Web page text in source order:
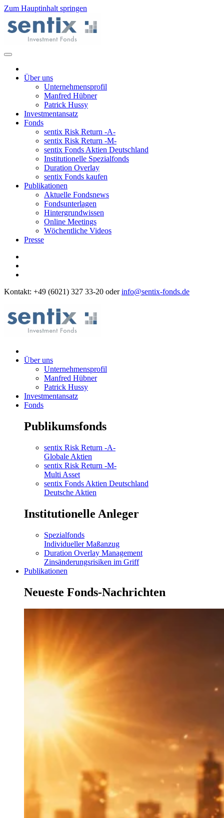
Zum Hauptinhalt springen
Über uns
Unternehmensprofil
Manfred Hübner
Patrick Hussy
Investmentansatz
Fonds
sentix Risk Return -A-
sentix Risk Return -M-
sentix Fonds Aktien Deutschland
Institutionelle Spezialfonds
Duration Overlay
sentix Fonds kaufen
Publikationen
Aktuelle Fondsnews
Fondsunterlagen
Hintergrundwissen
Online Meetings
Wöchentliche Videos
Presse
Kontakt: +49 (6021) 327 33-20 oderinfo@sentix-fonds.de
Über uns
Unternehmensprofil
Manfred Hübner
Patrick Hussy
Investmentansatz
Fonds
Publikumsfonds
sentix Risk Return -A-
Globale Aktien
sentix Risk Return -M-
Multi Asset
sentix Fonds Aktien Deutschland
Deutsche Aktien
Institutionelle Anleger
Spezialfonds
Individueller Maßanzug
Duration Overlay Management
Zinsänderungsrisiken im Griff
Publikationen
Neueste Fonds-Nachrichten